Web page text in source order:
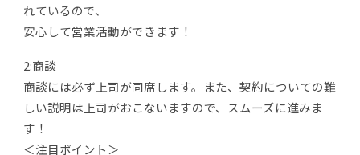
れているので、
安心して営業活動ができます！
2:商談
商談には必ず上司が同席します。また、契約についての難
しい説明は上司がおこないますので、スムーズに進みま
す！
＜注目ポイント＞